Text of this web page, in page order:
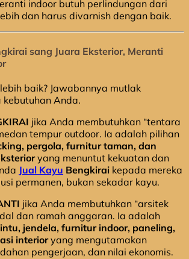
indoor butuh perlindungan dari
dan harus divarnish dengan baik.
sang Juara Eksterior, Meranti
baik? Jawabannya mutlak
Anda.
jika Anda membutuhkan “tentara
tempur outdoor. Ia adalah pilihan
pergola, furnitur taman, dan
yang menuntut kekuatan dan
Jual Kayu Bengkirai kepada mereka
permanen, bukan sekadar kayu.
jika Anda membutuhkan “arsitek
dan ramah anggaran. Ia adalah
jendela, furnitur indoor, paneling,
interioryang mengutamakan
pengerjaan, dan nilai ekonomis.